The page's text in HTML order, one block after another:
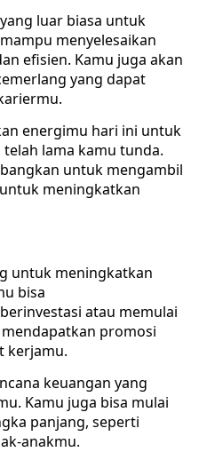
luar biasa untuk
menyelesaikan
efisien. Kamu juga akan
yang dapat
energimu hari ini untuk
lama kamu tunda.
untuk mengambil
meningkatkan
untuk meningkatkan
bisa
atau memulai
promosi
kerjamu.
keuangan yang
Kamu juga bisa mulai
panjang, seperti
anakmu.